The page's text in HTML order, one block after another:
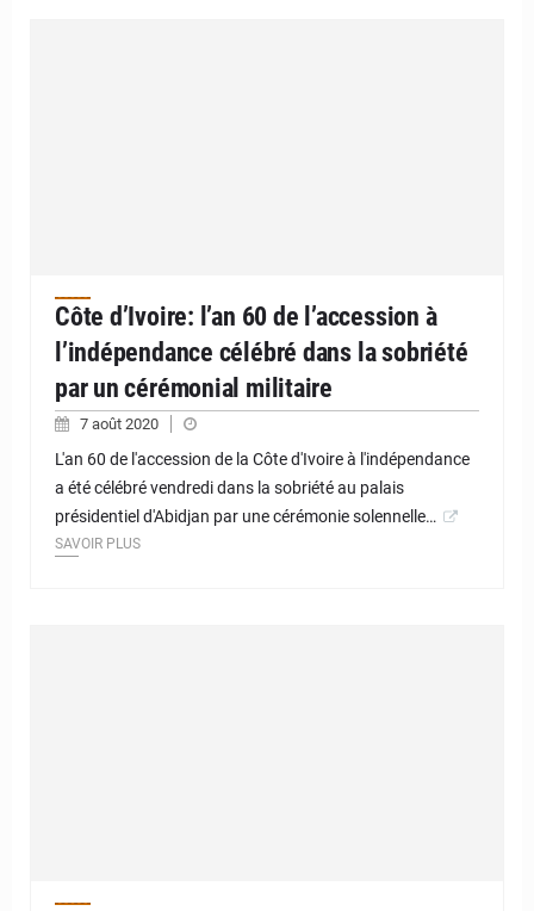
Côte d’Ivoire: l’an 60 de l’accession à
l’indépendance célébré dans la sobriété
par un cérémonial militaire
7 août 2020
L'an 60 de l'accession de la Côte d'Ivoire à l'indépendance
a été célébré vendredi dans la sobriété au palais
présidentiel d'Abidjan par une cérémonie solennelle…
SAVOIR PLUS